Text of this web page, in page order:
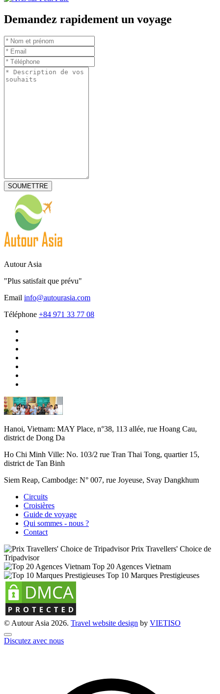
Demandez rapidement un voyage
Autour Asia
"Plus satisfait que prévu"
Email info@autourasia.com
Téléphone +84 971 33 77 08
Hanoi, Vietnam: MAY Place, n°38, 113 allée, rue Hoang Cau,
district de Dong Da
Ho Chi Minh Ville: No. 103/2 rue Tran Thai Tong, quartier 15,
district de Tan Binh
Siem Reap, Cambodge: N° 007, rue Joyeuse, Svay Dangkhum
Circuits
Croisières
Guide de voyage
Qui sommes - nous ?
Contact
Prix Travellers' Choice de
Tripadvisor
Top 20 Agences Vietnam
Top 10 Marques Prestigieuses
© Autour Asia 2026. Travel website design by VIETISO
Discutez avec nous